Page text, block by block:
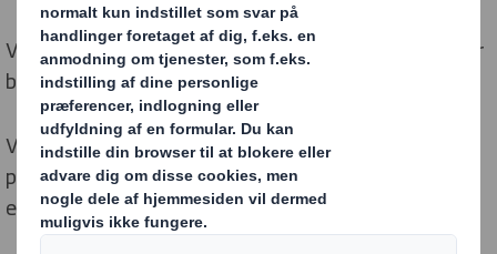
Vi designer emballage i den kvalitet og ydeevne, du har
brug for, men uden at spilde unødvendige ressourcer.
Vi går ikke på kompromis mellem at beskytte dine
produkter og at gøre hele din distributionskæde mere
effektiv. Vi har begge områder med i vores løsninger!